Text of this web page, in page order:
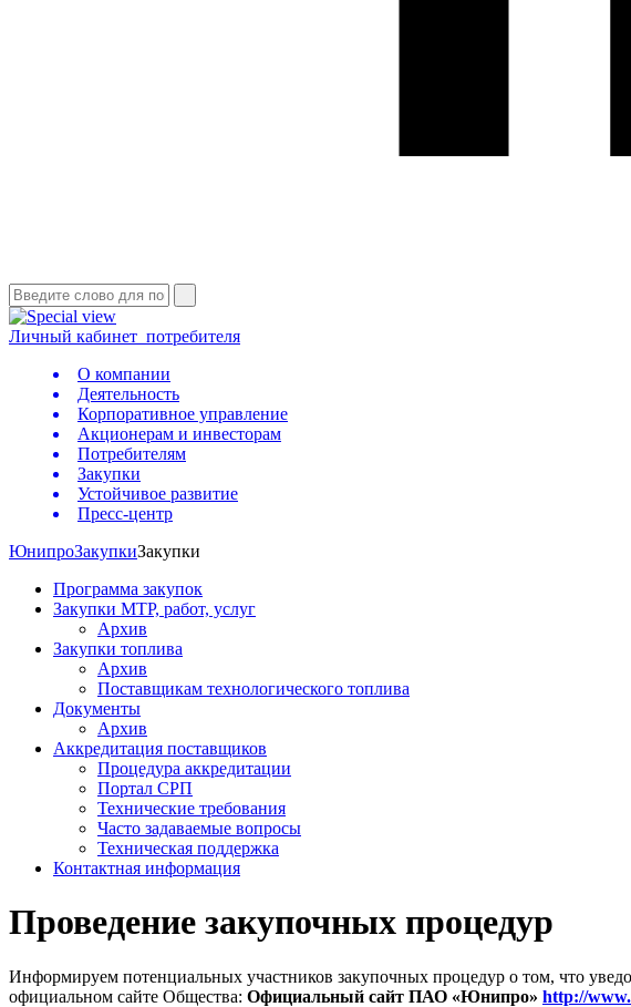
Личный кабинет потребителя
О компании
Деятельность
Корпоративное управление
Акционерам и инвесторам
Потребителям
Закупки
Устойчивое развитие
Пресс-центр
ЮнипроЗакупкиЗакупки
Программа закупок
Закупки МТР, работ, услуг
Архив
Закупки топлива
Архив
Поставщикам технологического топлива
Документы
Архив
Аккредитация поставщиков
Процедура аккредитации
Портал СРП
Технические требования
Часто задаваемые вопросы
Техническая поддержка
Контактная информация
Проведение закупочных процедур
Информируем потенциальных участников закупочных процедур о том, что
официальном сайте Общества: Официальный сайт ПАО «Юнипро» http://